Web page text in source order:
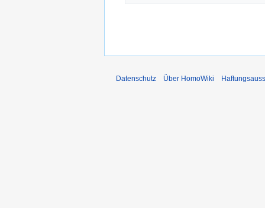
Datenschutz Über HomoWiki